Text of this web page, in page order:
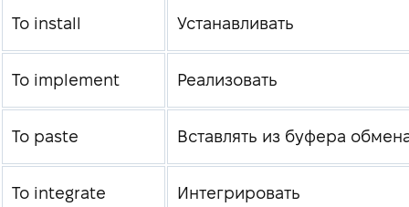
To install Устанавливать
To implement Реализовать
To paste Вставлять из буфера
To integrate Интегрировать